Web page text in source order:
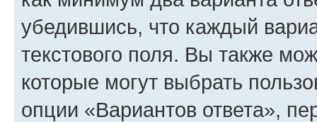
убедившись, что каждый
текстового поля. Вы также
которые могут выбрать
опции «Вариантов ответа»,